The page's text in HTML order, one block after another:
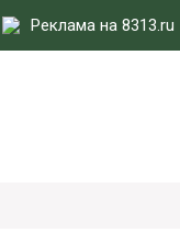
Реклама на 8313.ru